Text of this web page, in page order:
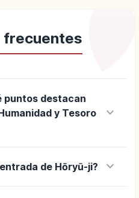
frecuentes
puntos destacan
y Tesoro
keyboard_arrow_down
de Hōryū-ji? keyboard_arrow_down